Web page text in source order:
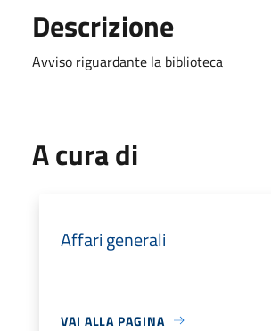
Descrizione
Avviso riguardante la biblioteca
A cura di
Affari generali
VAI ALLA PAGINA